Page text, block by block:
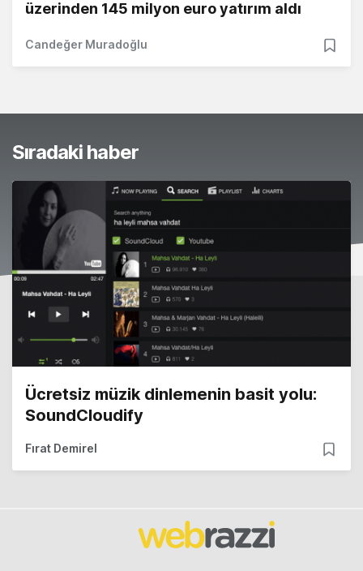
üzerinden 145 milyon euro yatırım aldı
Candeğer Muradoğlu
Sıradaki haber
Ücretsiz müzik dinlemenin basit yolu:
SoundCloudify
Fırat Demirel